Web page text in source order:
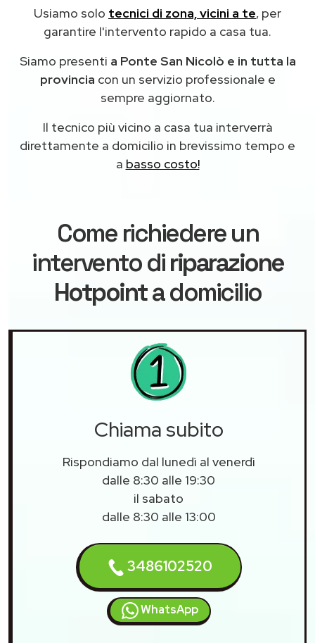
Usiamo solo tecnici di zona, vicini a te, per
garantire l'intervento rapido a casa tua.
Siamo presenti a Ponte San Nicolò e in tutta la
provincia con un servizio professionale e
sempre aggiornato.
Il tecnico più vicino a casa tua interverrà
direttamente a domicilio in brevissimo tempo e
a basso costo!
Come richiedere un
intervento diriparazione
Hotpointa domicilio
Chiama subito
Rispondiamo dal lunedì al venerdì
dalle 8:30 alle 19:30
il sabato
dalle 8:30 alle 13:00
3486102520
WhatsApp